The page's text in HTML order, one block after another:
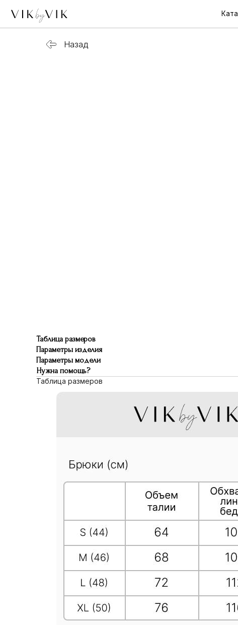
Каталог
Назад
Таблица размеров
Параметры изделия
Параметры модели
Нужна помощь?
Таблица размеров